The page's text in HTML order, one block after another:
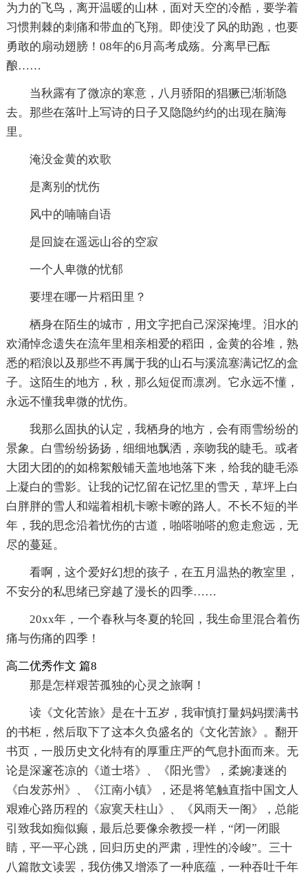
为力的飞鸟，离开温暖的山林，面对天空的冷酷，要学着
习惯荆棘的刺痛和带血的飞翔。即使没了风的助跑，也要
勇敢的扇动翅膀！08年的6月高考成殇。分离早已酝
酿……
当秋露有了微凉的寒意，八月骄阳的猖獗已渐渐隐
去。那些在落叶上写诗的日子又隐隐约约的出现在脑海
里。
淹没金黄的欢歌
是离别的忧伤
风中的喃喃自语
是回旋在遥远山谷的空寂
一个人卑微的忧郁
要埋在哪一片稻田里？
栖身在陌生的城市，用文字把自己深深掩埋。泪水的
欢涌悼念遗失在流年里相亲相爱的稻田，金黄的谷堆，熟
悉的稻浪以及那些不再属于我的山石与溪流塞满记忆的盒
子。这陌生的地方，秋，那么短促而凛冽。它永远不懂，
永远不懂我卑微的忧伤。
我那么固执的认定，我栖身的地方，会有雨雪纷纷的
景象。白雪纷纷扬扬，细细地飘洒，亲吻我的睫毛。或者
大团大团的的如棉絮般铺天盖地地落下来，给我的睫毛添
上凝白的雪影。让我的记忆留在记忆里的雪天，草坪上白
白胖胖的雪人和端着相机卡嚓卡嚓的路人。不长不短的半
年，我的思念沿着忧伤的古道，啪嗒啪嗒的愈走愈远，无
尽的蔓延。
看啊，这个爱好幻想的孩子，在五月温热的教室里，
不安分的私思绪已穿越了漫长的四季……
20xx年，一个春秋与冬夏的轮回，我生命里混合着伤
痛与伤痛的四季！
高二优秀作文 篇8
那是怎样艰苦孤独的心灵之旅啊！
读《文化苦旅》是在十五岁，我审慎打量妈妈摆满书
的书柜，然后取下了这本久负盛名的《文化苦旅》。翻开
书页，一股历史文化特有的厚重庄严的气息扑面而来。无
论是深邃苍凉的《道士塔》、《阳光雪》，柔婉凄迷的
《白发苏州》、《江南小镇》，还是将笔触直指中国文人
艰难心路历程的《寂寞天柱山》、《风雨天一阁》，总能
引致我如痴似癫，最后总要像余教授一样，“闭一闭眼
睛，平一平心跳，回归历史的严肃，理性的冷峻”。三十
八篇散文读罢，我仿佛又增添了一种底蕴，一种吞吐千年